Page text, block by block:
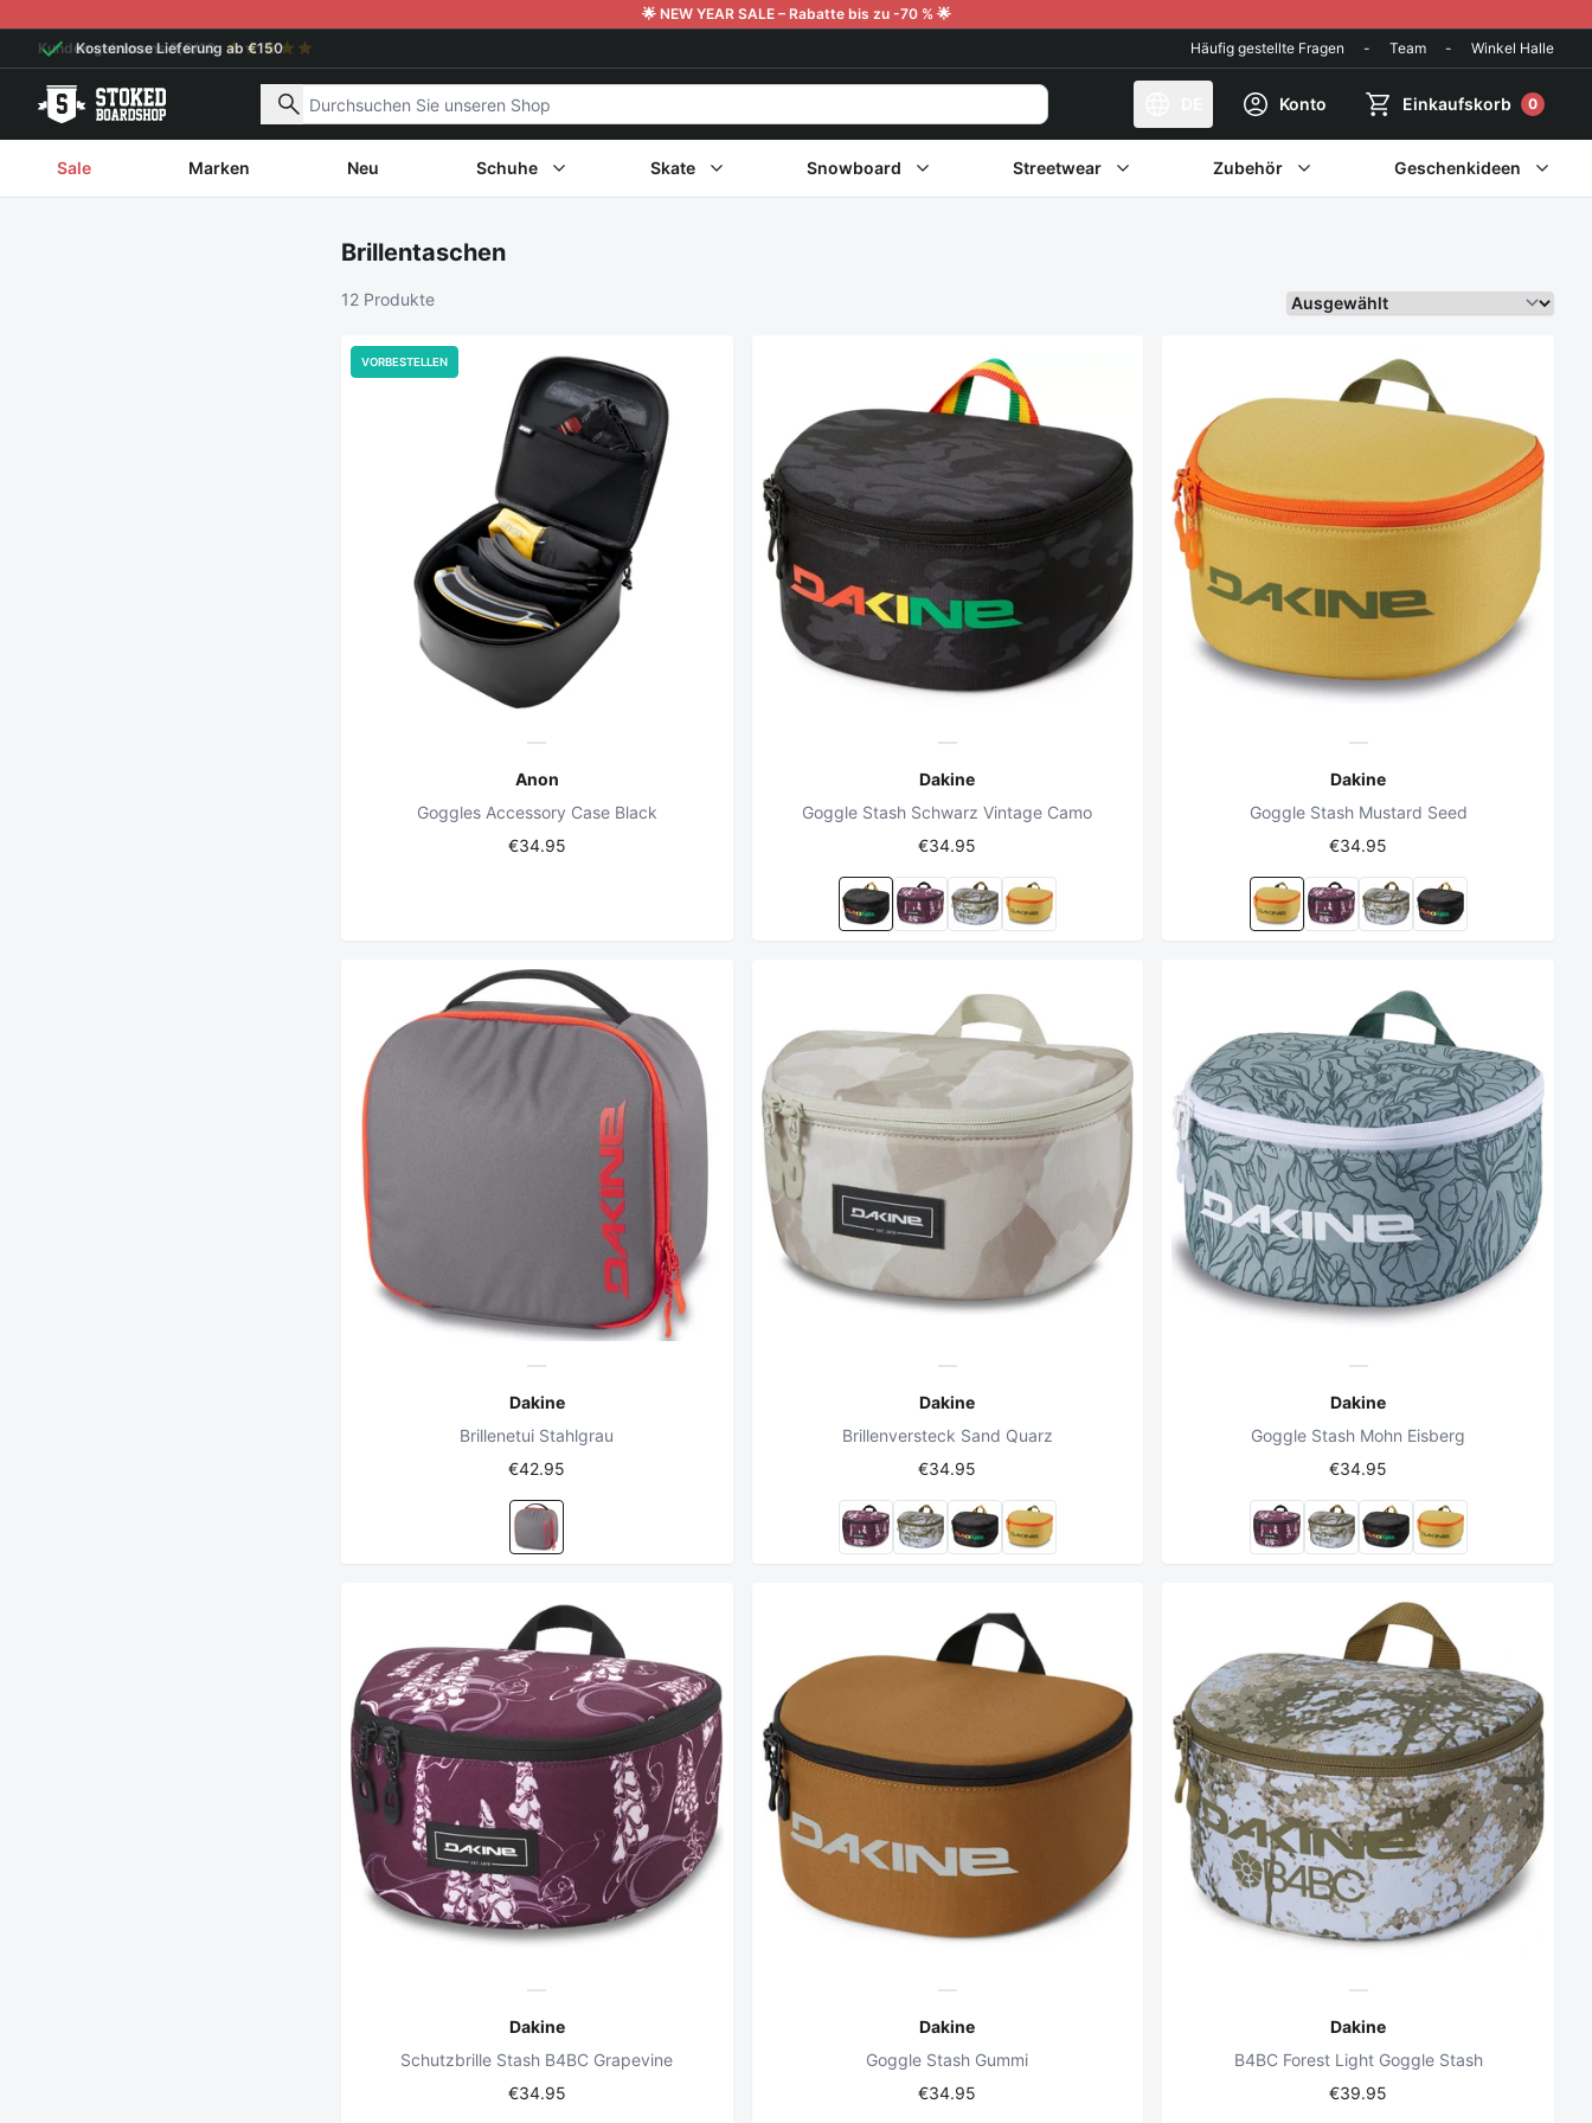
🌟 NEW YEAR SALE – Rabatte bis zu -70 % 🌟
Kostenlose Lieferung ab €150
Häufig gestellte Fragen - Team - Winkel Halle
Konto Einkaufskorb 0
Nach Produkten suchen
Sale Marken Neu Schuhe Skate Snowboard Streetwear Zubehör Geschenkideen
Brillentaschen
12 Produkte Sortieren Sie weiter
Anon
Goggles Accessory Case Black
€34.95
VORBESTELLEN
Dakine
Goggle Stash Schwarz Vintage Camo
€34.95
Dakine
Goggle Stash Mustard Seed
€34.95
Dakine
Brillenetui Stahlgrau
€42.95
Dakine
Brillenversteck Sand Quarz
€34.95
Dakine
Goggle Stash Mohn Eisberg
€34.95
Dakine
Schutzbrille Stash B4BC Grapevine
€34.95
Dakine
Goggle Stash Gummi
€34.95
Dakine
B4BC Forest Light Goggle Stash
€39.95